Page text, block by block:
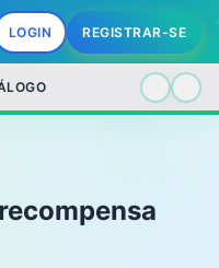
LOGIN REGISTRAR-SE